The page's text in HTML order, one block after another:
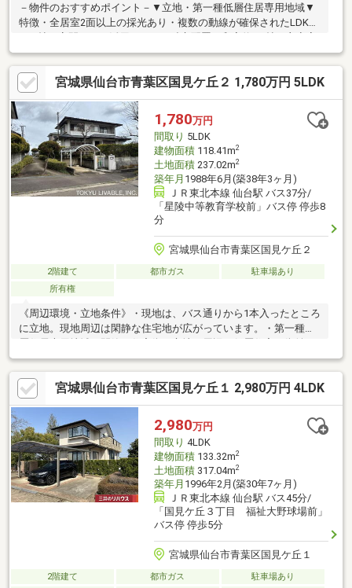
－物件のおすすめポイント－▼立地・第一種低層住居専用地域▼
特徴・全居室2面以上の採光あり・複数の動線が確保されたLDK約
約10.0帖は収納量の多いクローゼット付・駐車2台可能(車種によ
る)▼設備・TVモニタ付インターホン・シャッター雨戸▼周辺環
境・仙台市立吉成小学校 徒歩7分(約500m)・仙台市立吉成中学校
徒歩2分(約160m)・国見ケ丘四丁目公園 徒歩5分(約360m)■ ご希望
の住まい探しをお手伝いします ━━━━━・・・物件の詳細・ご
相談はお気軽にお問い合わせください。
宮城県仙台市青葉区国見ケ丘２ 1,780万円 5LDK
1,780万円
間取り 5LDK
建物面積118.41m2
土地面積237.02m2
築年月 1988年6月(築38年3ヶ月)
ＪＲ東北本線 仙台駅 バス37分/
「星陵中等教育学校前」バス停 停歩8
分
宮城県仙台市青葉区国見ケ丘２
2階建て 都市ガス
駐車場あり
所有権
《周辺環境・立地条件》・現地は、バス通りから1本入ったところ
に立地。現地周辺は閑静な住宅地が広がっています。・第一種低
層住居専用地域の閑静な住宅街に立地。周辺は低層住宅の街並み
が広がっております。・宅地内は高低差のないフラットな地形で
す。・宅地が道路面より高いため、眺望良好、開放感もありま
す。・西側は、緑道となっており開放感のある立地です。・国見
ケ丘は、落ち着いた住宅地が広がる高台のエリアです。《道路・
方位等》・対象不動産は南西側幅員8.0ｍ道路に面するため、陽当
り良好です。
宮城県仙台市青葉区国見ケ丘１ 2,980万円 4LDK
2,980万円
間取り 4LDK
建物面積133.32m2
土地面積317.04m2
築年月 1996年2月(築30年7ヶ月)
ＪＲ東北本線 仙台駅 バス45分/
「国見ケ丘３丁目 福祉大野球場前」
バス停 停歩5分
宮城県仙台市青葉区国見ケ丘１
2階建て 都市ガス
駐車場あり